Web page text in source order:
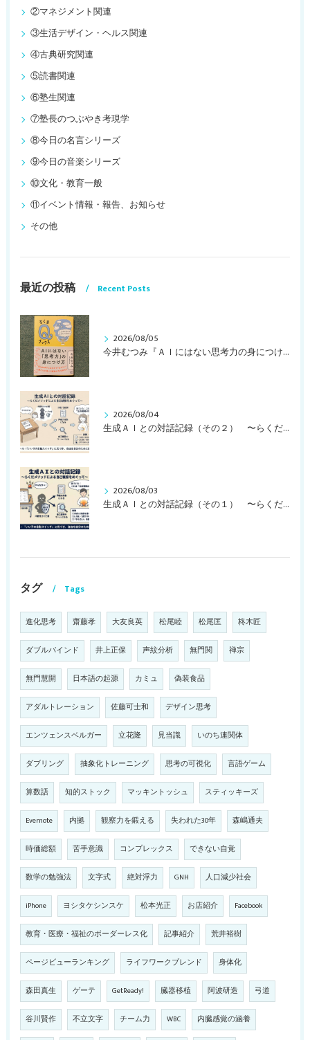
②マネジメント関連
③生活デザイン・ヘルス関連
④古典研究関連
⑤読書関連
⑥塾生関連
⑦塾長のつぶやき考現学
⑧今日の名言シリーズ
⑨今日の音楽シリーズ
⑩文化・教育一般
⑪イベント情報・報告、お知らせ
その他
最近の投稿 Recent Posts
2026/08/05
今井むつみ『ＡＩにはない思考力の身につけ方 ことばの学びはなぜ大切なのか？』
2026/08/04
生成ＡＩとの対話記録（その２） 〜らくだメソッドによる自己観察をめぐって〜
2026/08/03
生成ＡＩとの対話記録（その１） 〜らくだメソッドによる自己観察をめぐって〜
タグ Tags
進化思考 齋藤孝 大友良英 松尾睦 松尾匡 柊木匠
ダブルバインド 井上正保 声紋分析 無門関 禅宗
無門慧開 日本語の起源 カミュ 偽装食品
アダルトレーション 佐藤可士和 デザイン思考
エンツェンスベルガー 立花隆 見当識 いのち連関体
ダブリング 抽象化トレーニング 思考の可視化 言語ゲーム
算数語 知的ストック マッキントッシュ スティッキーズ
Evernote 内拠 観察力を鍛える 失われた30年 森嶋通夫
時価総額 苦手意識 コンプレックス できない自覚
数学の勉強法 文字式 絶対浮力 GNH 人口減少社会
iPhone ヨシタケシンスケ 松本光正 お店紹介 Facebook
教育・医療・福祉のボーダーレス化 記事紹介 荒井裕樹
ページビューランキング ライフワークブレンド 身体化
森田真生 ゲーテ GetReady! 臓器移植 阿波研造 弓道
谷川賢作 不立文字 チーム力 WBC 内臓感覚の涵養